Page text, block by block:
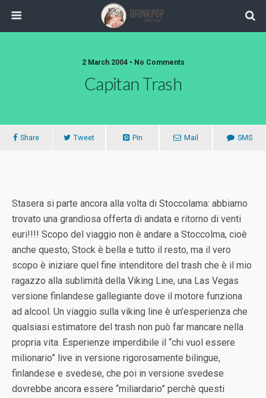
2 March 2004 • No Comments
Capitan Trash
Share Tweet Pin Mail SMS
Stasera si parte ancora alla volta di Stoccolama: abbiamo
trovato una grandiosa offerta di andata e ritorno di venti
euri!!!! Scopo del viaggio non è andare a Stoccolma, cioè
anche questo, Stock è bella e tutto il resto, ma il vero
scopo è iniziare quel fine intenditore del trash che è il mio
ragazzo alla sublimità della Viking Line, una Las Vegas
versione finlandese gallegiante dove il motore funziona
ad alcool. Un viaggio sulla viking line è un’esperienza che
qualsiasi estimatore del trash non può far mancare nella
propria vita. Esperienze imperdibile il “chi vuol essere
milionario” live in versione rigorosamente bilingue,
finlandese e svedese, che poi in versione svedese
dovrebbe ancora essere “miliardario” perchè questi